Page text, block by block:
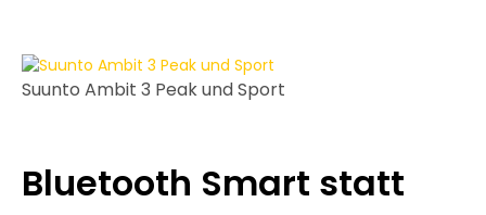
Suunto Ambit 3 Peak und Sport
Bluetooth Smart statt